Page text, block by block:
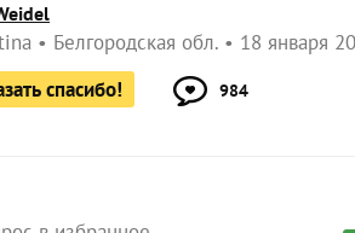
Белгородская обл.
18 января
спасибо!
984